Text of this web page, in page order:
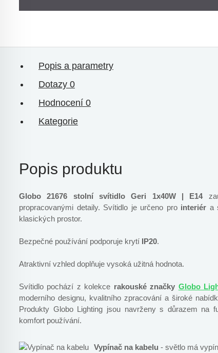
Popis a parametry
Dotazy 0
Hodnocení 0
Kategorie
Popis produktu
Globo 21676 stolní svítidlo Geri 1x40W | E14
propracovanými detaily. Svítidlo je určeno pro interiér a
klasických prostor.
Bezpečné používání podporuje krytí IP20.
Atraktivní vzhled doplňuje vysoká užitná hodnota.
Svítidlo pochází z kolekce rakouské značky Globo
moderního designu, kvalitního zpracování a široké
Produkty Globo Lighting jsou navrženy s důrazem na
komfort používání.
Vypínač na kabelu - světlo má